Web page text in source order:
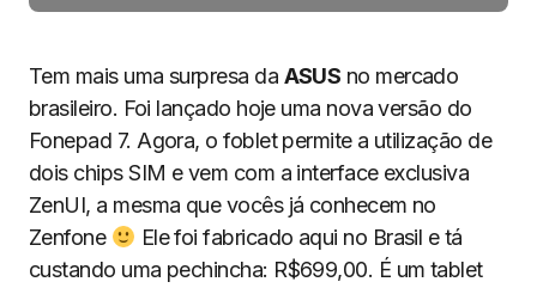
Tem mais uma surpresa da ASUS no mercado
brasileiro. Foi lançado hoje uma nova versão do
Fonepad 7. Agora, o foblet permite a utilização de
dois chips SIM e vem com a interface exclusiva
ZenUI, a mesma que vocês já conhecem no
Zenfone
Ele foi fabricado aqui no Brasil e tá
custando uma pechincha: R$699,00. É um tablet